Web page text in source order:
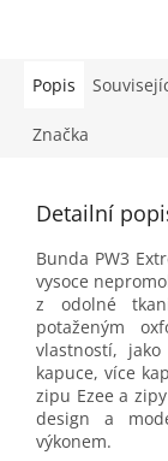
Popis
Značka
Detailní
Bunda PW3
vysoce
z odolné
potaženým
vlastností,
kapuce, více
zipu Ezee a
design a
výkonem.